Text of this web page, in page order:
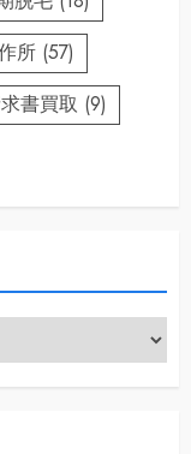
所 (57)
書買取 (9)